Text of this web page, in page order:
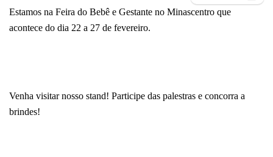
Estamos na Feira do Bebê e Gestante no Minascentro que
acontece do dia 22 a 27 de fevereiro.
Venha visitar nosso stand! Participe das palestras e concorra a
brindes!